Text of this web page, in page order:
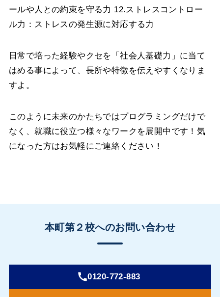
ールや人との約束を守る力 12.ストレスコントロー
ル力：ストレスの発生源に対応する力
日常で培った経験やクセを「社会人基礎力」に当て
はめる事によって、長所や特徴を伝えやすくなりま
すよ。
このように未来のかたちではプログラミングだけで
なく、就職に役立つ様々なワークを展開中です！気
になった方はお気軽にご連絡ください！
本町第２校へのお問い合わせ
0120-772-883